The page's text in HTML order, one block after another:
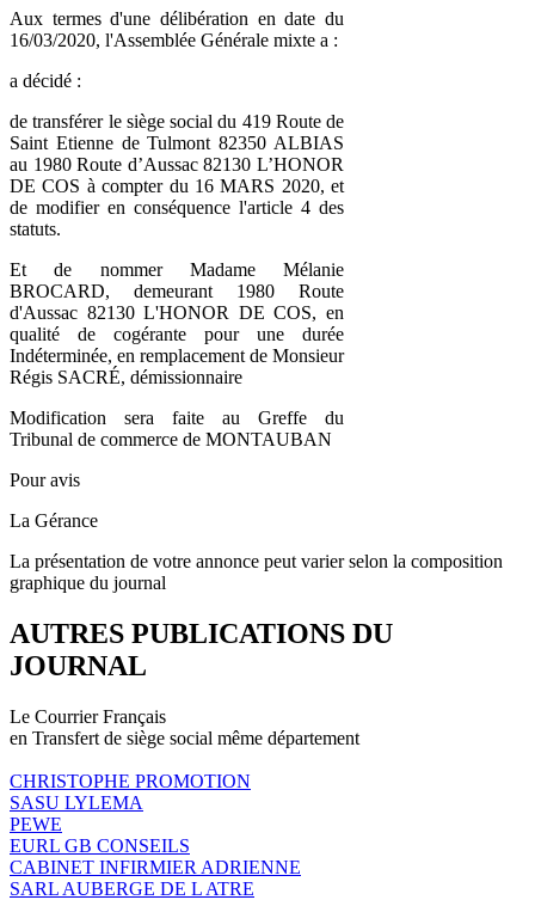
Aux termes d'une délibération en date du
16/03/2020, l'Assemblée Générale mixte a :
a décidé :
de transférer le siège social du 419 Route de
Saint Etienne de Tulmont 82350 ALBIAS
au 1980 Route d’Aussac 82130 L’HONOR
DE COS à compter du 16 MARS 2020, et
de modifier en conséquence l'article 4 des
statuts.
Et de nommer Madame Mélanie
BROCARD, demeurant 1980 Route
d'Aussac 82130 L'HONOR DE COS, en
qualité de cogérante pour une durée
Indéterminée, en remplacement de Monsieur
Régis SACRÉ, démissionnaire
Modification sera faite au Greffe du
Tribunal de commerce de MONTAUBAN
Pour avis
La Gérance
La présentation de votre annonce peut varier selon la composition
graphique du journal
AUTRES PUBLICATIONS DU
JOURNAL
Le Courrier Français
en Transfert de siège social même département
CHRISTOPHE PROMOTION
SASU LYLEMA
PEWE
EURL GB CONSEILS
CABINET INFIRMIER ADRIENNE
SARL AUBERGE DE L ATRE